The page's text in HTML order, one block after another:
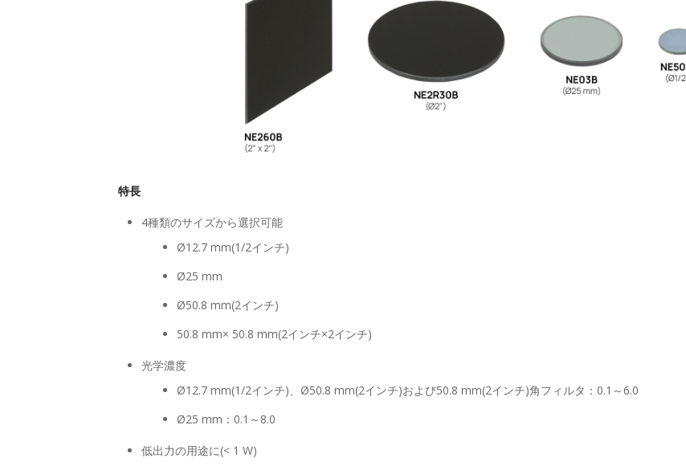
特長
4種類のサイズから選択可能
Ø12.7 mm(1/2インチ)
Ø25 mm
Ø50.8 mm(2インチ)
50.8 mm× 50.8 mm(2インチ×2インチ)
光学濃度
Ø12.7 mm(1/2インチ)、Ø50.8 mm(2インチ)および50.8 mm(2インチ)角フィルタ：0.1～6.0
Ø25 mm：0.1～8.0
低出力の用途に(< 1 W)